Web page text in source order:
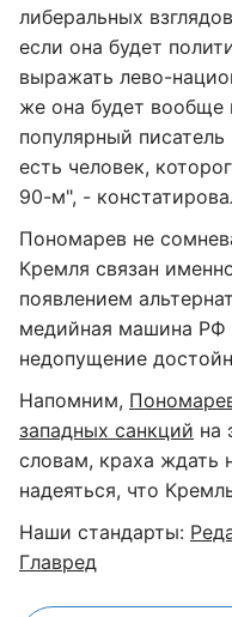
либеральных
если она будет
выражать лево-
же она будет вообще
популярный
есть человек,
90-м", -
Пономарев не
Кремля связан
появлением
медийная машина РФ
недопущение
Напомним,
западных санкций на
словам, краха ждать
надеяться, что
Наши стандарты:
Главред